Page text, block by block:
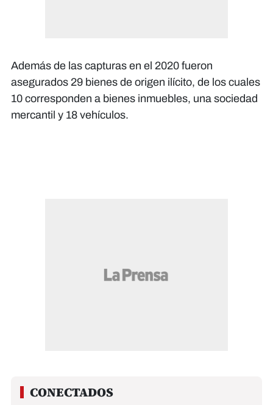
Además de las capturas en el 2020 fueron
asegurados 29 bienes de origen ilícito, de los cuales
10 corresponden a bienes inmuebles, una sociedad
mercantil y 18 vehículos.